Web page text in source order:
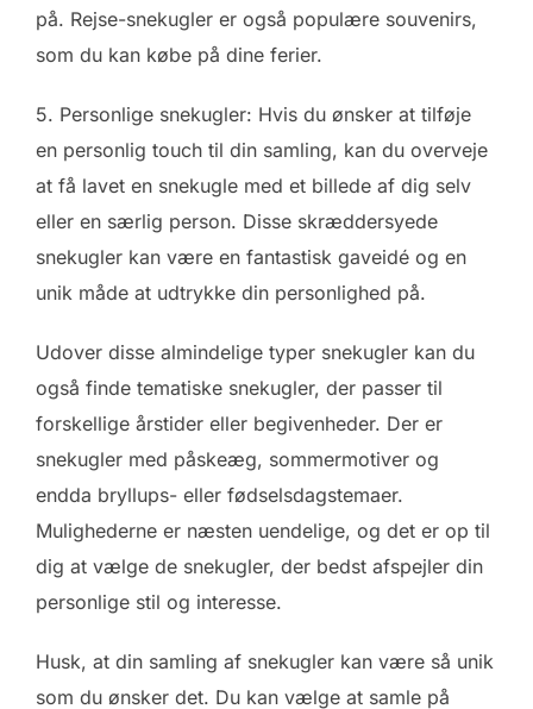
på. Rejse-snekugler er også populære souvenirs,
som du kan købe på dine ferier.
5. Personlige snekugler: Hvis du ønsker at tilføje
en personlig touch til din samling, kan du overveje
at få lavet en snekugle med et billede af dig selv
eller en særlig person. Disse skræddersyede
snekugler kan være en fantastisk gaveidé og en
unik måde at udtrykke din personlighed på.
Udover disse almindelige typer snekugler kan du
også finde tematiske snekugler, der passer til
forskellige årstider eller begivenheder. Der er
snekugler med påskeæg, sommermotiver og
endda bryllups- eller fødselsdagstemaer.
Mulighederne er næsten uendelige, og det er op til
dig at vælge de snekugler, der bedst afspejler din
personlige stil og interesse.
Husk, at din samling af snekugler kan være så unik
som du ønsker det. Du kan vælge at samle på